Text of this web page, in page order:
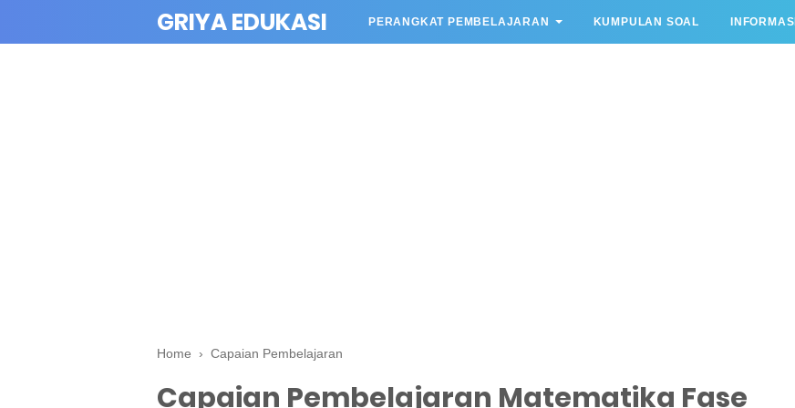
GRIYA EDUKASI PERANGKAT PEMBELAJARAN KUMPULAN SOAL INFORMASI
Home › Capaian Pembelajaran
Capaian Pembelajaran Matematika Fase